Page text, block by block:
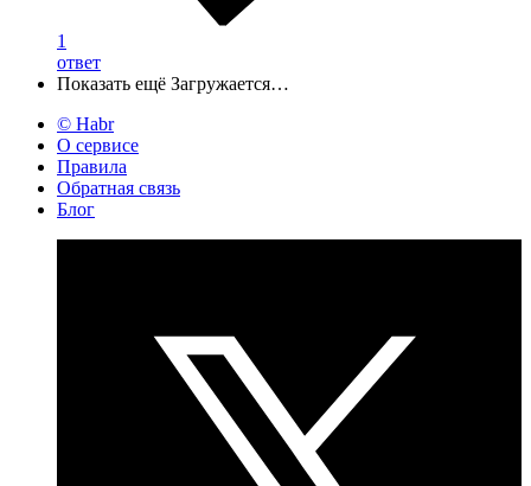
1
ответ
Показать ещё Загружается…
© Habr
О сервисе
Правила
Обратная связь
Блог